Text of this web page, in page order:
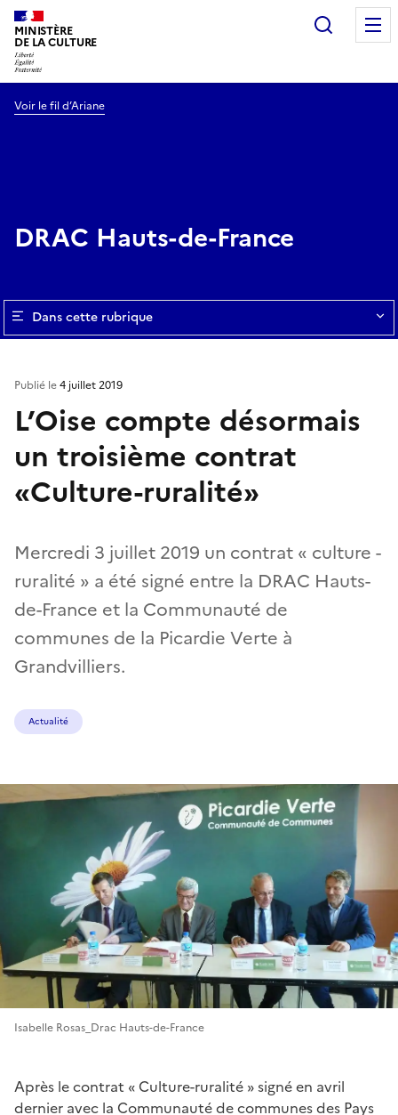
MINISTÈRE
DE LA CULTURE
Voir le fil d’Ariane
DRAC Hauts-de-France
Dans cette rubrique
L’Oise compte désormais
un troisième contrat
«Culture-ruralité»
Mercredi 3 juillet 2019 un contrat « culture -
ruralité » a été signé entre la DRAC Hauts-
de-France et la Communauté de
communes de la Picardie Verte à
Grandvilliers.
Publié le4 juillet 2019
Actualité
Isabelle Rosas_Drac Hauts-de-France
Après le contrat « Culture-ruralité » signé en avril
dernier avec la Communauté de communes des Pays